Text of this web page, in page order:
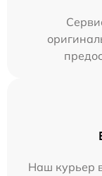
Наш курьер